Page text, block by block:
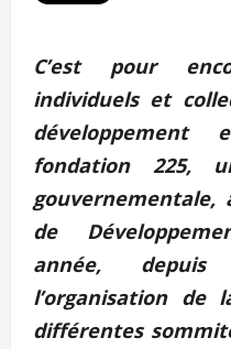
C’est pour
individuels et
fondation 225,
de
année,
l’organisation de
différentes